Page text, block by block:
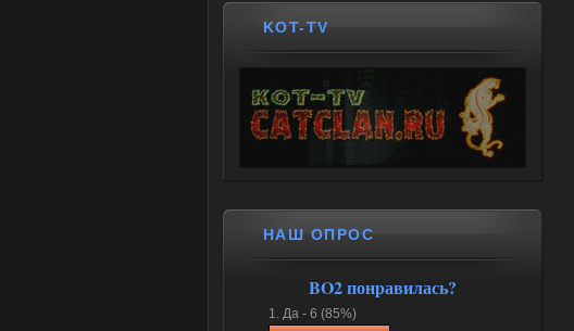
KOT-TV
НАШ ОПРОС
BO2 понравилась?
1. Да - 6 (85%)